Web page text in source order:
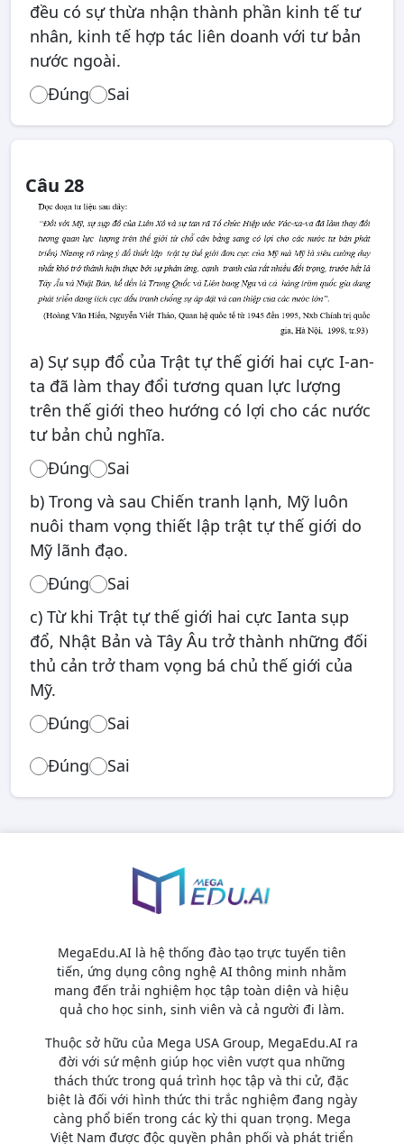
đều có sự thừa nhận thành phần kinh tế tư
nhân, kinh tế hợp tác liên doanh với tư bản
nước ngoài.
Đúng
Sai
Câu 28
a) Sự sụp đổ của Trật tự thế giới hai cực I-an-
ta đã làm thay đổi tương quan lực lượng
trên thế giới theo hướng có lợi cho các nước
tư bản chủ nghĩa.
Đúng
Sai
b) Trong và sau Chiến tranh lạnh, Mỹ luôn
nuôi tham vọng thiết lập trật tự thế giới do
Mỹ lãnh đạo.
Đúng
Sai
c) Từ khi Trật tự thế giới hai cực Ianta sụp
đổ, Nhật Bản và Tây Âu trở thành những đối
thủ cản trở tham vọng bá chủ thế giới của
Mỹ.
Đúng
Sai
Đúng
Sai
MegaEdu.AI là hệ thống đào tạo trực tuyến tiên
tiến, ứng dụng công nghệ AI thông minh nhằm
mang đến trải nghiệm học tập toàn diện và hiệu
quả cho học sinh, sinh viên và cả người đi làm.
Thuộc sở hữu của Mega USA Group, MegaEdu.AI ra
đời với sứ mệnh giúp học viên vượt qua những
thách thức trong quá trình học tập và thi cử, đặc
biệt là đối với hình thức thi trắc nghiệm đang ngày
càng phổ biến trong các kỳ thi quan trọng. Mega
Việt Nam được độc quyền phân phối và phát triển